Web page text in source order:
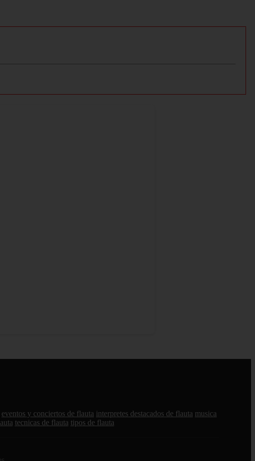
eventos y conciertos de flauta interpretes destacados de flauta musica
tecnicas de flauta tipos de flauta